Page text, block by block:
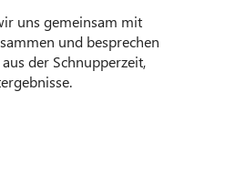
uns gemeinsam mit
und besprechen
der Schnupperzeit,